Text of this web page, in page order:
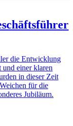
die Entwicklung
und einer klaren
in dieser Zeit
für die
Jubiläum.